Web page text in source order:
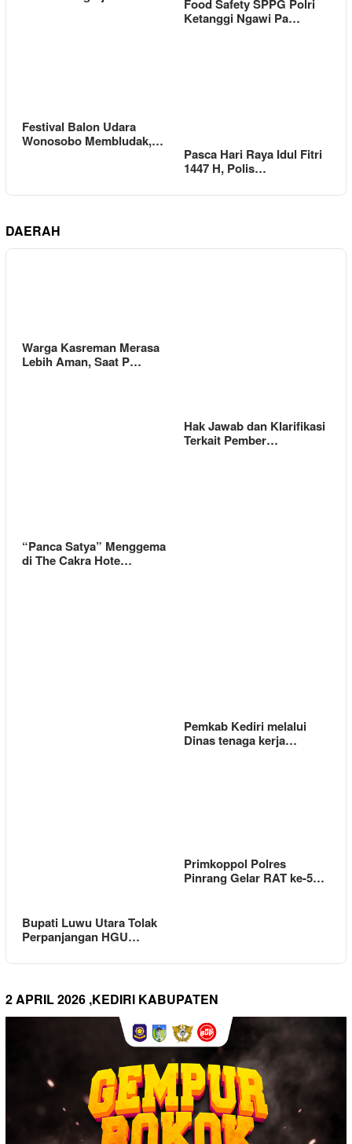
Food Safety SPPG Polri
Ketanggi Ngawi Pa…
Festival Balon Udara
Wonosobo Membludak,…
Pasca Hari Raya Idul Fitri
1447 H, Polis…
DAERAH
Warga Kasreman Merasa
Lebih Aman, Saat P…
Hak Jawab dan Klarifikasi
Terkait Pember…
“Panca Satya” Menggema
di The Cakra Hote…
Pemkab Kediri melalui
Dinas tenaga kerja…
Bupati Luwu Utara Tolak
Perpanjangan HGU…
Primkoppol Polres
Pinrang Gelar RAT ke-5…
2 APRIL 2026 ,KEDIRI KABUPATEN